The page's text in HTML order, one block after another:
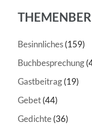
Besinnliches(159)
Buchbesprechung
Gastbeitrag(19)
Gebet(44)
Gedichte(36)